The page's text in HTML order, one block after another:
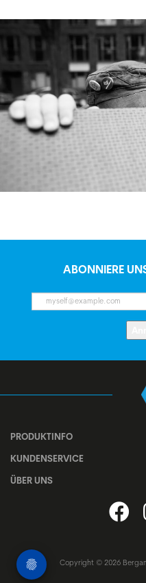
ABONNIERE
PRODUKTINFO
KUNDENSERVICE
ÜBER UNS
Copyright © 2026